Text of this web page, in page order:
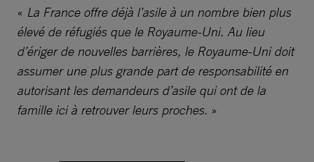
« La France offre déjà l’asile à un nombre bien plus
élevé de réfugiés que le Royaume-Uni. Au lieu
d’ériger de nouvelles barrières, le Royaume-Uni doit
assumer une plus grande part de responsabilité en
autorisant les demandeurs d’asile qui ont de la
famille ici à retrouver leurs proches. »